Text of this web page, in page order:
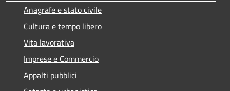
Anagrafe e stato civile
Cultura e tempo libero
Vita lavorativa
Imprese e Commercio
Appalti pubblici